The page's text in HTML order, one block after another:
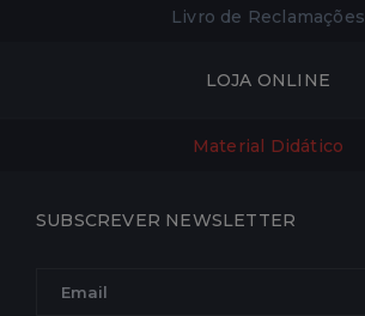
Livro de Reclamações
LOJA ONLINE
Material Didático
SUBSCREVER NEWSLETTER